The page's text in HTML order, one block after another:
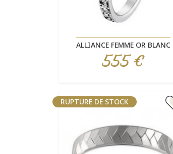
Aperçu rapide
ALLIANCE FEMME OR BLANC
Prix
555 €
RUPTURE DE STOCK